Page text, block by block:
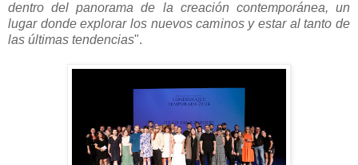
dentro del panorama de la creación contemporánea, un
lugar donde explorar los nuevos caminos y estar al tanto de
las últimas tendencias".